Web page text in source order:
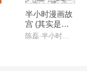
半小时漫画故
宫 (其实是一
本关于传统文
陈磊·半小时漫画团队